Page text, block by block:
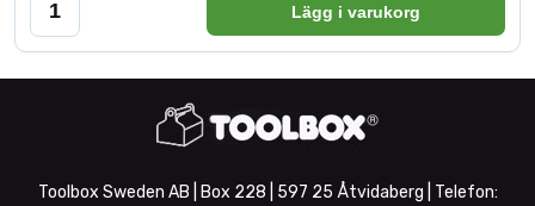
Lägg i varukorg
Toolbox Sweden AB | Box 228 | 597 25 Åtvidaberg | Telefon: